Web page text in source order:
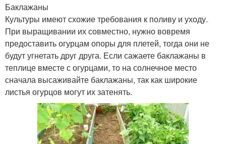
Баклажаны
Культуры имеют схожие требования к поливу и уходу.
При выращивании их совместно, нужно вовремя
предоставить огурцам опоры для плетей, тогда они не
будут угнетать друг друга. Если сажаете баклажаны в
теплице вместе с огурцами, то на солнечное место
сначала высаживайте баклажаны, так как широкие
листья огурцов могут их затенять.